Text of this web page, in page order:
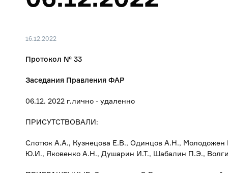
16.12.2022
Протокол № 33
Заседания Правления ФАР
06.12. 2022 г.лично - удаленно
ПРИСУТСТВОВАЛИ:
Слотюк А.А., Кузнецова Е.В., Одинцов А.Н.,
Ю.И., Яковенко А.Н., Душарин И.Т., Шабалин П.Э.,